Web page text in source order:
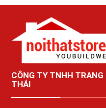
CÔNG TY TNHH
THÁI